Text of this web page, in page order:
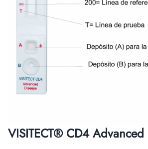
VISITECT® CD4 Advanced